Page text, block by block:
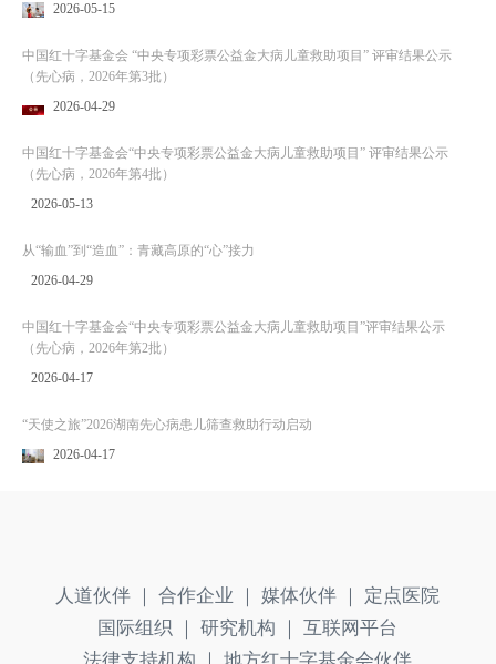
2026-05-15
中国红十字基金会 “中央专项彩票公益金大病儿童救助项目” 评审结果公示
（先心病，2026年第3批）
2026-04-29
中国红十字基金会“中央专项彩票公益金大病儿童救助项目” 评审结果公示
（先心病，2026年第4批）
2026-05-13
从“输血”到“造血”：青藏高原的“心”接力
2026-04-29
中国红十字基金会“中央专项彩票公益金大病儿童救助项目”评审结果公示
（先心病，2026年第2批）
2026-04-17
“天使之旅”2026湖南先心病患儿筛查救助行动启动
2026-04-17
人道伙伴 ｜ 合作企业 ｜ 媒体伙伴 ｜
定点医院
国际组织 ｜
研究机构 ｜
互联网平台